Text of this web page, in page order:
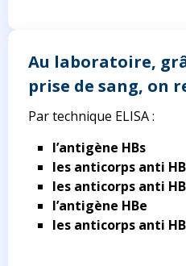
Au laboratoire,
prise de sang, on
Par technique ELISA :
l’antigène HBs
les anticorps anti
les anticorps anti
l’antigène HBe
les anticorps anti